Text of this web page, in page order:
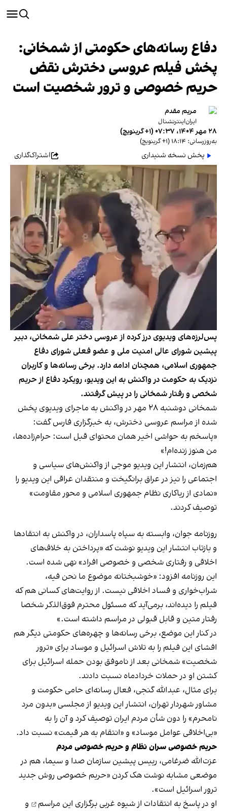
دفاع رسانه‌های حکومتی از شمخانی:
پخش فیلم عروسی دخترش نقض
حریم خصوصی و ترور شخصیت است
مریم مقدم
ایران‌اینترنشنال
۲۸ مهر ۱۴۰۴، ۰۷:۳۷ (‎+۱ گرینویچ)
به‌روزرسانی: ۱۸:۱۴ (‎+۱ گرینویچ)
پخش نسخه شنیداری اشتراک‌گذاری
پس‌لرزه‌های ویدیوی درز کرده از عروسی دختر علی شمخانی، دبیر
پیشین شورای عالی امنیت ملی و عضو فعلی شورای دفاع
جمهوری اسلامی، همچنان ادامه دارد. برخی رسانه‌ها و کاربران
نزدیک به حکومت در واکنش به این ویدیو، رویکرد دفاع از حریم
شخصی و رفتار شمخانی را در پیش گرفتند.
شمخانی دوشنبه ۲۸ مهر در واکنش به ماجرای ویدیوی پخش
شده از مراسم عروسی دخترش، به خبرگزاری فارس گفت:
«پاسخم به حواشی اخیر همان محتوای قبل است: حرام‌زاده‌ها،
من هنوز زنده‌ام!»
هم‌زمان، انتشار این ویدیو موجی از واکنش‌های سیاسی و
اجتماعی را نیز در عراق برانگیخت و منتقدان عراقی این ویدیو را
«نمادی از ریاکاری نظام جمهوری اسلامی و محور مقاومت»
توصیف کردند.
روزنامه جوان، وابسته به سپاه پاسداران، در واکنش به انتقادها
و بازتاب انتشار این ویدیو نوشت که «پرداختن به خلاف‌های
اخلاقی و رفتاری شخصی و خصوصی افراد» نهی شده است.
این روزنامه افزود: ‌«خوشبختانه موضوع ما نحن فیه،
شراب‌خواری و فساد اخلاقی نیست. از روایت‌های کسانی هم که
فیلم را دیده‌اند، برمی‌آید که مسئول محترم فوق‌الذکر شخصا
رفتار متین و قابل قبولی در مراسم داشته است.»
در کنار این موضع، برخی رسانه‌ها و چهره‌های حکومتی دیگر هم
افشای این فیلم را به تلاش اسرائیل و موساد برای «ترور
شخصیت» شمخانی بعد از ناموفق بودن حمله اسرائیل برای
کشتن او در حملات خردادماه نسبت دادند.
برای مثال، عبدالله گنجی، فعال رسانه‌ای حامی حکومت و
مشاور شهردار تهران، انتشار این ویدیو از مجلسی «بدون مرد
نامحرم» را دون شأن مردم ایران توصیف کرد و آن را به
«بی‌اخلاقی عوامل موساد» و «انتقام به هر قیمت» نسبت داد.
حریم خصوصی سران نظام و حریم خصوصی مردم
عزت‌الله ضرغامی، رییس پیشین سازمان صدا و سیما، هم در
موضعی مشابه نوشت هک کردن «حریم خصوصی روش جدید
ترور اسرائیل است».
او در پاسخ به انتقادات از شیوه غربی برگزاری این مراسم
و